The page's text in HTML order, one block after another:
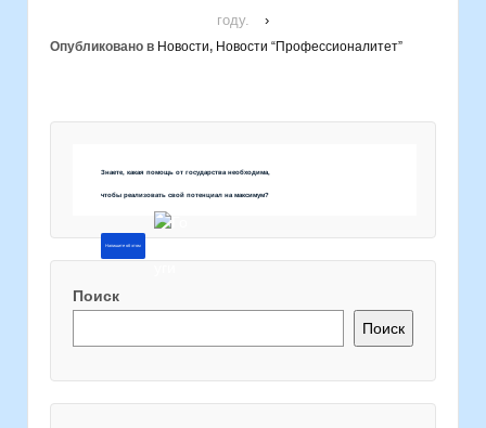
году.
›
Опубликовано в Новости, Новости “Профессионалитет”
Знаете, какая помощь от государства необходима,
чтобы реализовать свой потенциал на максимум?
Напишите об этом
Поиск
Поиск